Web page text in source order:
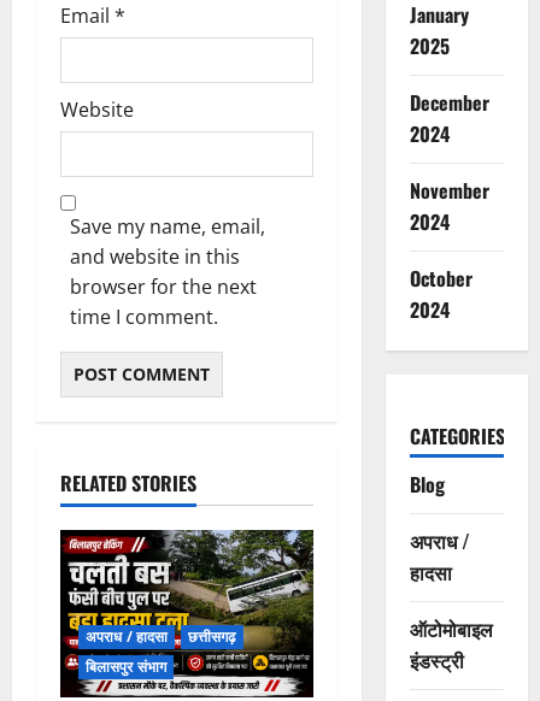
Email *
Website
Save my name, email,
and website in this
browser for the next
time I comment.
RELATED STORIES
अपराध / हादसा
छत्तीसगढ़
बिलासपुर संभाग
January
2025
December
2024
November
2024
October
2024
CATEGORIES
Blog
अपराध /
हादसा
ऑटोमोबाइल
इंडस्ट्री